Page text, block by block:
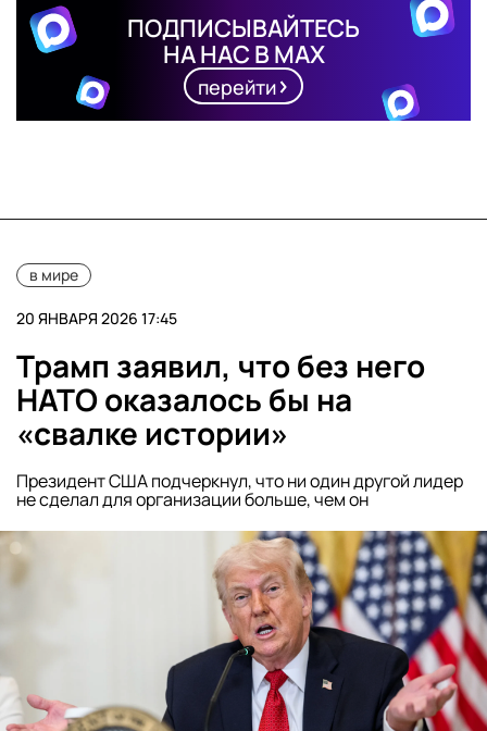
ПОДПИСЫВАЙТЕСЬ
НА НАС В MAX
перейти
в мире
20 ЯНВАРЯ 2026 17:45
Трамп заявил, что без него
НАТО оказалось бы на
«свалке истории»
Президент США подчеркнул, что ни один другой лидер
не сделал для организации больше, чем он